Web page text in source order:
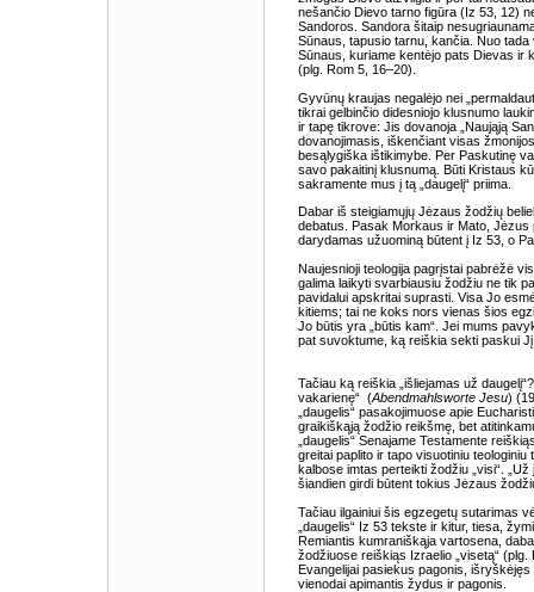
nešančio Dievo tarno figūra (Iz 53, 12)
Sandoros. Sandora šitaip
Sūnaus, tapusio tarnu, kančia. Nuo
Sūnaus, kuriame kentėjo pats Dievas ir
(plg. Rom 5, 16–20).
Gyvūnų kraujas negalėjo nei
tikrai gelbinčio didesniojo klusnumo
ir tapę tikrove: Jis dovanoja „Naująją
dovanojimasis, iškenčiant visas
besąlygiška ištikimybe. Per Paskutinę
savo pakaitinį klusnumą. Būti Kristaus
sakramente mus į tą „daugelį“ priima.
Dabar iš steigiamųjų Jėzaus žodžių
debatus. Pasak Morkaus ir Mato, Jėzus
darydamas užuominą būtent į Iz 53, o
Naujesnioji teologija pagrįstai pabrėžė
galima laikyti svarbiausiu žodžiu ne tik
pavidalui apskritai suprasti. Visa Jo
kitiems; tai ne koks nors vienas šios
Jo būtis yra „būtis kam“. Jei mums
pat suvoktume, ką reiškia sekti paskui
Tačiau ką reiškia „išliejamas už
vakarienę“ (Abendmahlsworte Jesu)
„daugelis“ pasakojimuose apie
graikiškąją žodžio reikšmę, bet
„daugelis“ Senajame Testamente
greitai paplito ir tapo visuotiniu
kalbose imtas perteikti žodžiu „visi“.
šiandien girdi būtent tokius Jėzaus
Tačiau ilgainiui šis egzegetų sutarimas
„daugelis“ Iz 53 tekste ir kitur, tiesa,
Remiantis kumraniškąja vartosena,
žodžiuose reiškiąs Izraelio „visetą“
Evangelijai pasiekus pagonis,
vienodai apimantis žydus ir pagonis.